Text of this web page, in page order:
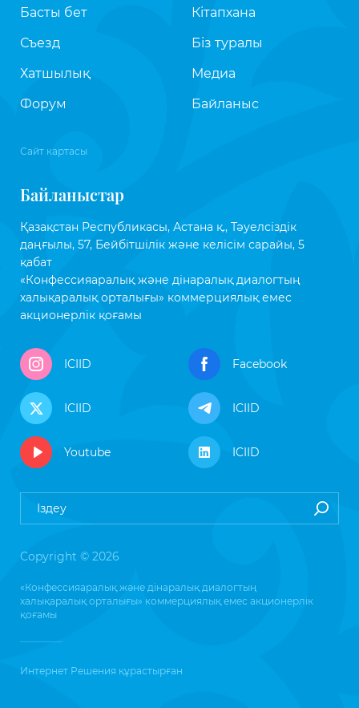
Басты бет
Съезд
Хатшылық
Форум
Кітапхана
Біз туралы
Медиа
Байланыс
Сайт картасы
Байланыстар
Қазақстан Республикасы, Астана қ., Тәуелсіздік
даңғылы, 57, Бейбітшілік және келісім сарайы, 5
қабат
«Конфессияаралық және дінаралық диалогтың
халықаралық орталығы» коммерциялық емес
акционерлік қоғамы
ICIID Facebook
ICIID ICIID
Youtube ICIID
Copyright © 2026
«Конфессияаралық және дінаралық диалогтың
халықаралық орталығы» коммерциялық емес акционерлік
қоғамы
Интернет Решения құрастырған